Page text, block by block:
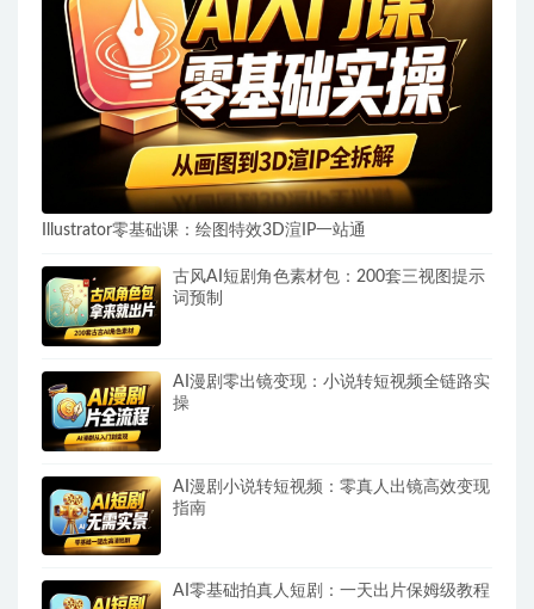
Illustrator零基础课：绘图特效3D渲IP一站通
古风AI短剧角色素材包：200套三视图提示
词预制
AI漫剧零出镜变现：小说转短视频全链路实
操
AI漫剧小说转短视频：零真人出镜高效变现
指南
AI零基础拍真人短剧：一天出片保姆级教程